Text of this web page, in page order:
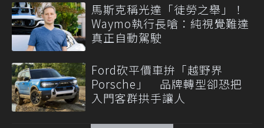
馬斯克稱光達「徒勞之舉」！
Waymo執行長嗆：純視覺難達
真正自動駕駛
Ford砍平價車拚「越野界
Porsche」 品牌轉型卻恐把
入門客群拱手讓人